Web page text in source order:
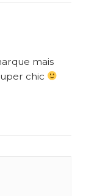
mais
chic